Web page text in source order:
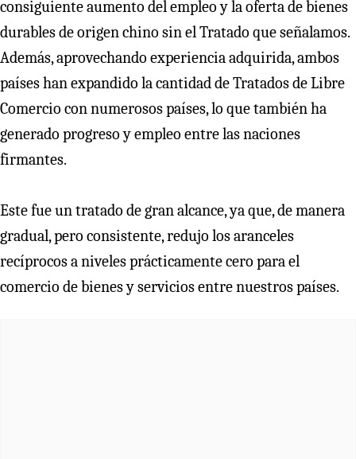
consiguiente aumento del empleo y la oferta de bienes
durables de origen chino sin el Tratado que señalamos.
Además, aprovechando experiencia adquirida, ambos
países han expandido la cantidad de Tratados de Libre
Comercio con numerosos países, lo que también ha
generado progreso y empleo entre las naciones
firmantes.
Este fue un tratado de gran alcance, ya que, de manera
gradual, pero consistente, redujo los aranceles
recíprocos a niveles prácticamente cero para el
comercio de bienes y servicios entre nuestros países.